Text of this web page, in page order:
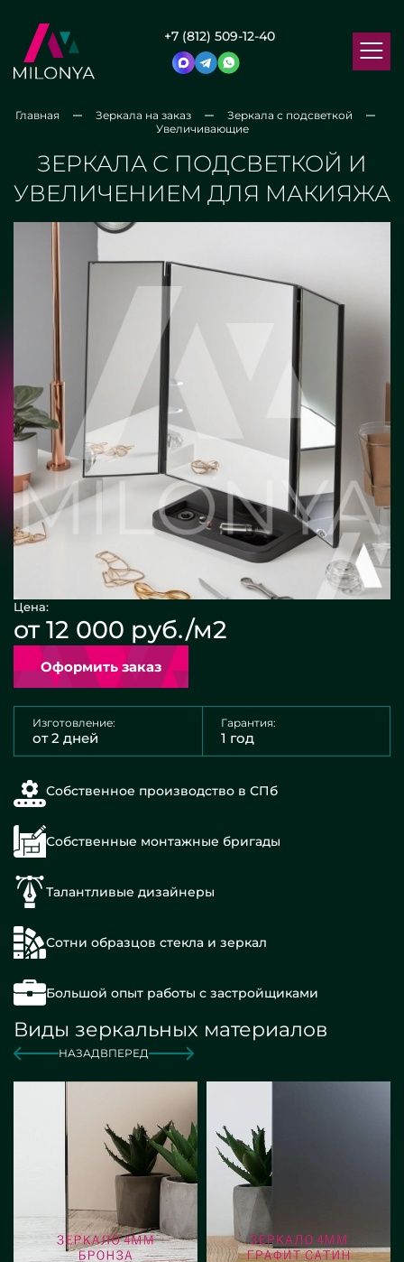
+7 (812) 509-12-40
Главная Зеркала на заказ
Зеркала с подсветкой
Увеличивающие
ЗЕРКАЛА С ПОДСВЕТКОЙ И
УВЕЛИЧЕНИЕМ ДЛЯ МАКИЯЖА
Цена:
от 12 000 руб./м2
Оформить заказ
Изготовление:
от 2 дней
Гарантия:
1 год
Собственное производство в СПб
Собственные монтажные бригады
Талантливые дизайнеры
Сотни образцов стекла и зеркал
Большой опыт работы с застройщиками
Виды зеркальных материалов
НАЗАДВПЕРЕД